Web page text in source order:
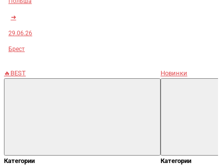
➜
29.06.26
Брест
🔥BEST
Категории
Новинки
Категории